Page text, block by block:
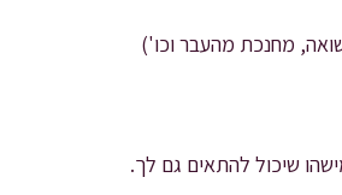
מחנכת מהעבר וכו')
שיכול להתאים גם לך.